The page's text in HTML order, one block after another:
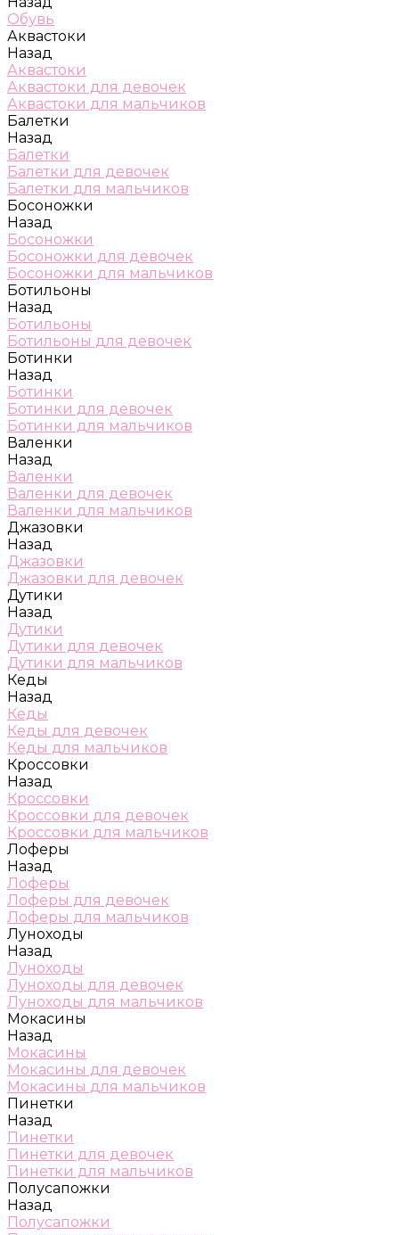
Обувь
Аквастоки
Назад
Аквастоки
Аквастоки для девочек
Аквастоки для мальчиков
Балетки
Назад
Балетки
Балетки для девочек
Балетки для мальчиков
Босоножки
Назад
Босоножки
Босоножки для девочек
Босоножки для мальчиков
Ботильоны
Назад
Ботильоны
Ботильоны для девочек
Ботинки
Назад
Ботинки
Ботинки для девочек
Ботинки для мальчиков
Валенки
Назад
Валенки
Валенки для девочек
Валенки для мальчиков
Джазовки
Назад
Джазовки
Джазовки для девочек
Дутики
Назад
Дутики
Дутики для девочек
Дутики для мальчиков
Кеды
Назад
Кеды
Кеды для девочек
Кеды для мальчиков
Кроссовки
Назад
Кроссовки
Кроссовки для девочек
Кроссовки для мальчиков
Лоферы
Назад
Лоферы
Лоферы для девочек
Лоферы для мальчиков
Луноходы
Назад
Луноходы
Луноходы для девочек
Луноходы для мальчиков
Мокасины
Назад
Мокасины
Мокасины для девочек
Мокасины для мальчиков
Пинетки
Назад
Пинетки
Пинетки для девочек
Пинетки для мальчиков
Полусапожки
Назад
Полусапожки